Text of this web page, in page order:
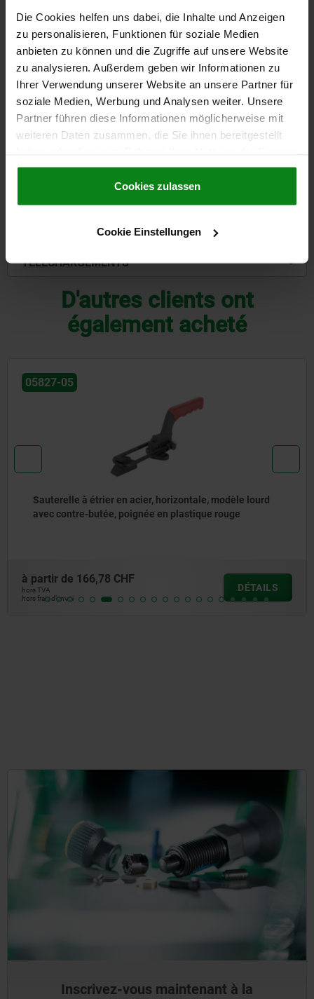
Die Cookies helfen uns dabei, die Inhalte und Anzeigen
zu personalisieren, Funktionen für soziale Medien
anbieten zu können und die Zugriffe auf unsere Website
zu analysieren. Außerdem geben wir Informationen zu
Ihrer Verwendung unserer Website an unsere Partner für
soziale Medien, Werbung und Analysen weiter. Unsere
Partner führen diese Informationen möglicherweise mit
weiteren Daten zusammen, die Sie ihnen bereitgestellt
gesammelt haben.Cookie Richtlinien
Datenschutz|AGB
Cookies zulassen
Cookie Einstellungen
S=16 F KN=24 L=35 L1=51 L2=44 L3=51 L4=10 H=129
H1=69 H2=33 D2=12,6 S1=50 S2=62 S3=16 R=15 R1=17
R2=22 Α=132° Β=200°
Référence:05420-06
263,63 CHF
hors TVA
DÉTAILS
TÉLÉCHARGEMENTS
D'autres clients ont
également acheté
05827-05
Sauterelle à étrier en acier, horizontale, modèle lourd
avec contre-butée, poignée en plastique rouge
à partir de 166,78 CHF
hors TVA
hors frais d’envoi
DÉTAILS
Inscrivez-vous maintenant à la